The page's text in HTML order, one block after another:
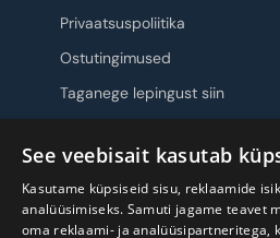
Privaatsuspoliitika
Ostutingimused
Taganege lepingust siin
Jälgi meid
See veebisait kasutab
Kasutame küpsiseid sisu, reklaamide
analüüsimiseks. Samuti jagame teavet
oma reklaami- ja analüüsipartneritega,